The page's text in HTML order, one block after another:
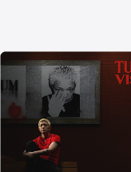
口
中
打
开)